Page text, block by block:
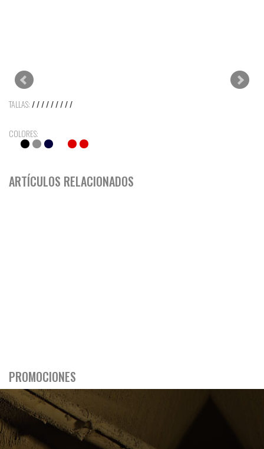
TALLAS:/ / / / / / / / /
COLORES:
ARTÍCULOS RELACIONADOS
PROMOCIONES